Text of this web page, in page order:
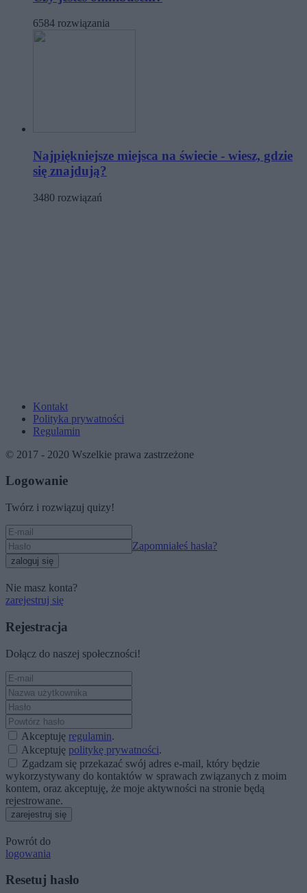
6584 rozwiązania
Najpiękniejsze miejsca na świecie - wiesz, gdzie
się znajdują?
3480 rozwiązań
Kontakt
Polityka prywatności
Regulamin
© 2017 - 2020 Wszelkie prawa zastrzeżone
Logowanie
Twórz i rozwiązuj quizy!
Zapomniałeś hasła?
zaloguj się
Nie masz konta?
zarejestruj się
Rejestracja
Dołącz do naszej społeczności!
Akceptuję regulamin.
Akceptuję politykę prywatności.
Zgadzam się przekazać swój adres e-mail, który będzie
wykorzystywany do kontaktów w sprawach związanych z moim
kontem, oraz akceptuję, że moje aktywności na stronie będą
rejestrowane.
zarejestruj się
Powrót do
logowania
Resetuj hasło